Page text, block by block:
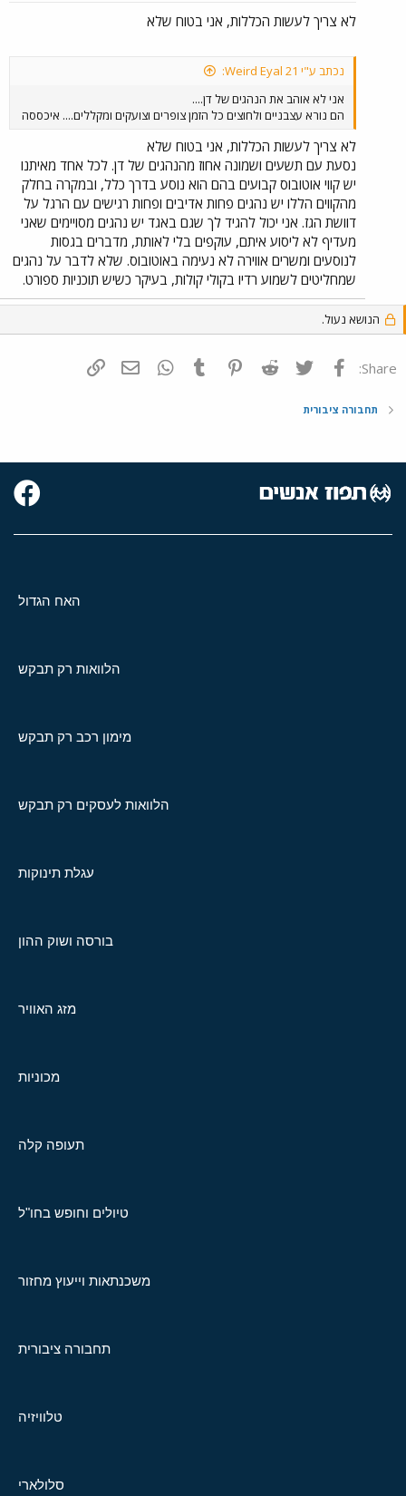
לא צריך לעשות הכללות, אני בטוח שלא
נכתב ע"י Weird Eyal 21:
אני לא אוהב את הנהגים של דן....
הם נורא עצבניים ולחוצים כל הזמן צופרים וצועקים ומקללים.... איכססה
לא צריך לעשות הכללות, אני בטוח שלא
נסעת עם תשעים ושמונה אחוז מהנהגים של דן. לכל אחד מאיתנו
יש קווי אוטובוס קבועים בהם הוא נוסע בדרך כלל, ובמקרה בחלק
מהקווים הללו יש נהגים פחות אדיבים ופחות רגישים עם הרגל על
דוושת הגז. אני יכול להגיד לך שגם באגד יש נהגים מסויימים שאני
מעדיף לא ליסוע איתם, עוקפים בלי לאותת, מדברים בגסות
לנוסעים ומשרים אווירה לא נעימה באוטובוס. שלא לדבר על נהגים
שמחליטים לשמוע רדיו בקולי קולות, בעיקר כשיש תוכניות ספורט.
הנושא נעול.
Share: פייסבוק Twitter
Reddit
Pinterest
Tumblr
WhatsAppדואר אלקטרוני
תחבורה ציבורית
האח הגדול
הלוואות רק תבקש
מימון רכב רק תבקש
הלוואות לעסקים רק תבקש
עגלת תינוקות
בורסה ושוק ההון
מזג האוויר
מכוניות
תעופה קלה
טיולים וחופש בחו"ל
משכנתאות וייעוץ מחזור
תחבורה ציבורית
טלוויזיה
סלולארי